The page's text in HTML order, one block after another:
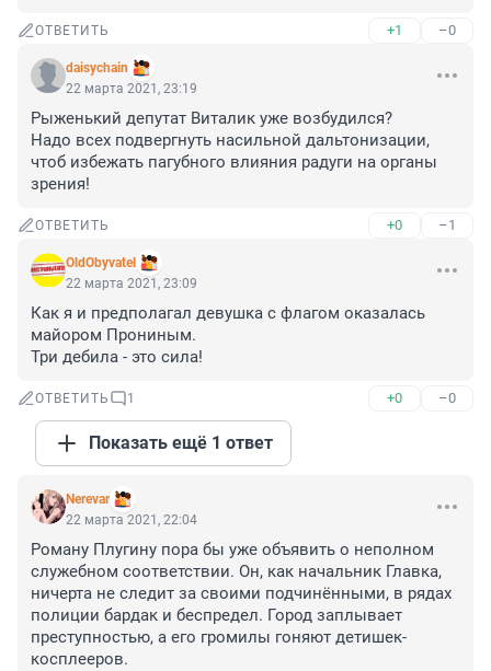
ОТВЕТИТЬ +1 –0
daisychain
22 марта 2021, 23:19
Рыженький депутат Виталик уже возбудился?
Надо всех подвергнуть насильной дальтонизации,
чтоб избежать пагубного влияния радуги на органы
зрения!
ОТВЕТИТЬ +0 –1
OldObyvatel
22 марта 2021, 23:09
Как я и предполагал девушка с флагом оказалась
майором Прониным.
Три дебила - это сила!
ОТВЕТИТЬ 1 +0 –0
Показать ещё 1 ответ
Nerevar
22 марта 2021, 22:04
Роману Плугину пора бы уже объявить о неполном
служебном соответствии. Он, как начальник Главка,
ничерта не следит за своими подчинёнными, в рядах
полиции бардак и беспредел. Город заплывает
преступностью, а его громилы гоняют детишек-
косплееров.